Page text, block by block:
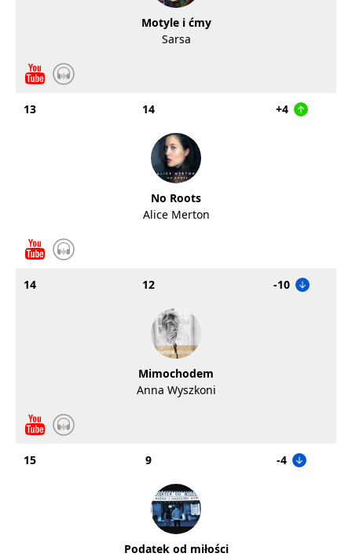
Motyle i ćmy
Sarsa
13 14 +4
No Roots
Alice Merton
14 12 -10
Mimochodem
Anna Wyszkoni
15 9 -4
Podatek od miłości